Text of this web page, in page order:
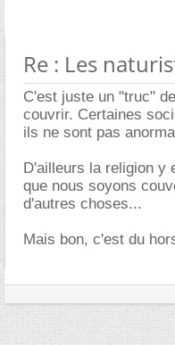
Re : Les
C'est juste un "truc"
couvrir. Certaines
ils ne sont pas
D'ailleurs la religion y
que nous soyons
d'autres choses...
Mais bon, c'est du